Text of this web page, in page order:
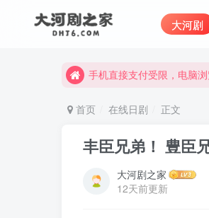
大河剧
手机直接支付受限，电脑
手机直接支付受限，电脑
首页 在线日剧 正文
丰臣兄弟！ 豊臣
大河剧之家
12天前更新